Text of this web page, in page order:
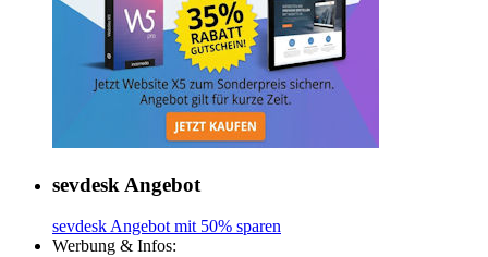
sevdesk Angebot
sevdesk Angebot mit 50% sparen
Werbung & Infos: